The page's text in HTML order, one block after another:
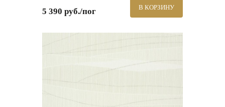
5 390 руб./пог В КОРЗИНУ